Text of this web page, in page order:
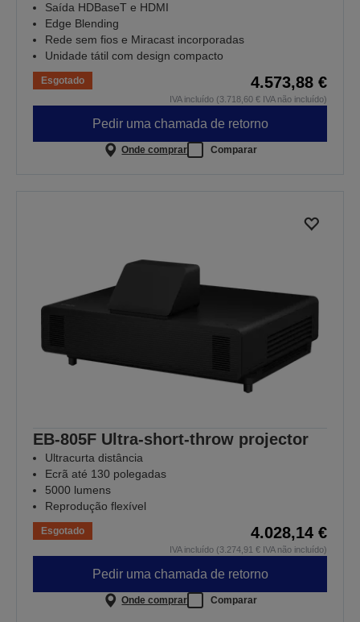
Saída HDBaseT e HDMI
Edge Blending
Rede sem fios e Miracast incorporadas
Unidade tátil com design compacto
Esgotado 4.573,88 €
IVA incluído (3.718,60 € IVA não incluído)
Pedir uma chamada de retorno
Onde comprar Comparar
EB-805F Ultra-short-throw projector
Ultracurta distância
Ecrã até 130 polegadas
5000 lumens
Reprodução flexível
Esgotado 4.028,14 €
IVA incluído (3.274,91 € IVA não incluído)
Pedir uma chamada de retorno
Onde comprar Comparar